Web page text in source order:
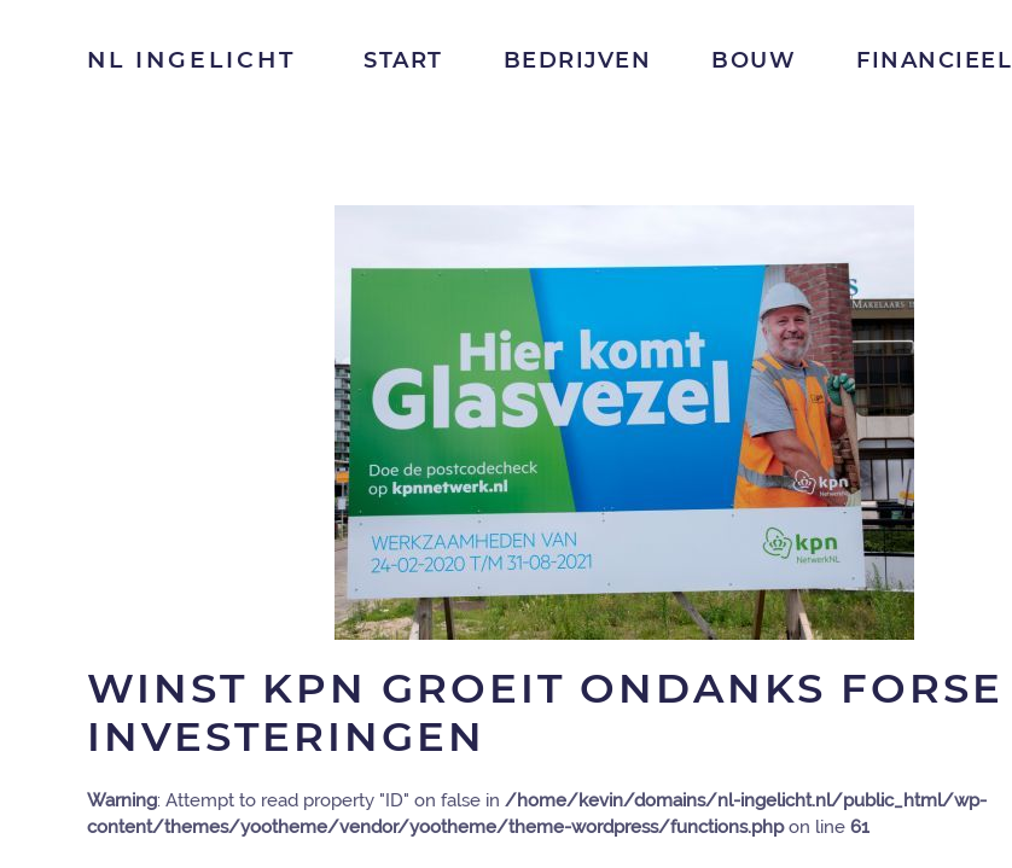
NL INGELICHT START BEDRIJVEN BOUW FINANCIEEL
WINST KPN GROEIT ONDANKS FORSE
INVESTERINGEN
Warning: Attempt to read property "ID" on false in /home/kevin/domains/nl-ingelicht.nl/public_html/wp-
content/themes/yootheme/vendor/yootheme/theme-wordpress/functions.phpon line 61